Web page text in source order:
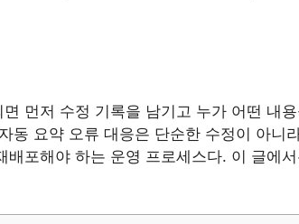
먼저 수정 기록을 남기고 누가 어떤 내
동 요약 오류 대응은 단순한 수정이 아니
배포해야 하는 운영 프로세스다. 이 글에